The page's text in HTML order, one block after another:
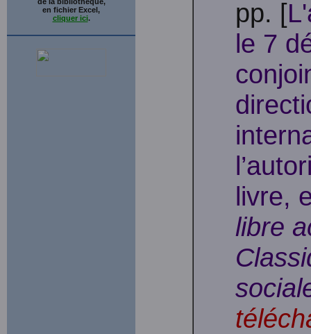
en fichier Excel,
cliquer ici.
pp. [
le 7
livre,
libre